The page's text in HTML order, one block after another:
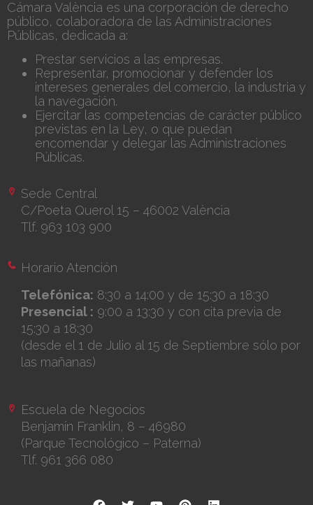
Cámara València es una corporación de derecho
público, colaboradora de las Administraciones
Públicas, dedicada a:
Prestar servicios a las empresas.
Representar, promocionar y defender los
intereses generales del comercio, la industria y
la navegación.
Ejercitar las competencias de carácter público
previstas en la Ley, o que puedan
encomendar y delegar las Administraciones
Públicas.
Sede Central
C/Poeta Querol 15 – 46002 València
Tlf. 963 103 900
Horario Atención
Telefónica: 8:30 a 14:00 y de 15:30 a 18:30
Presencial : 9:00 a 13:30 y con cita previa de
15:30 a 18:30
(desde el 1 de Julio al 15 de Septiembre sólo por
las mañanas)
Escuela de Negocios
Benjamín Franklin, 8 – 46980
(Parque Tecnológico – Paterna)
Tlf. 961 366 080